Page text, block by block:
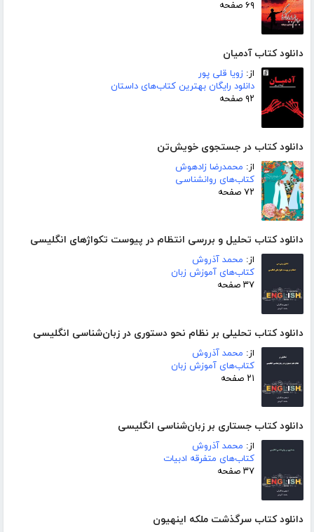
۶۹ صفحه
دانلود کتاب آدمیان
از: زویا قلی پور
دانلود رایگان بهترین کتاب‌های داستان
۹۲ صفحه
دانلود کتاب در جستجوی خویش‌تن
از: محمدرضا زادهوش
کتاب‌های روانشناسی
۷۲ صفحه
دانلود کتاب تحلیل و بررسی انتظام در پیوست تکواژهای انگلیسی
از: محمد آذروش
کتاب‌های آموزش زبان
۳۷ صفحه
دانلود کتاب تحلیلی بر نظام نحو دستوری در زبان‌شناسی انگلیسی
از: محمد آذروش
کتاب‌های آموزش زبان
۲۱ صفحه
دانلود کتاب جستاری بر زبان‌شناسی انگلیسی
از: محمد آذروش
کتاب‌های متفرقه ادبیات
۳۷ صفحه
دانلود کتاب سرگذشت ملکه اینهیون